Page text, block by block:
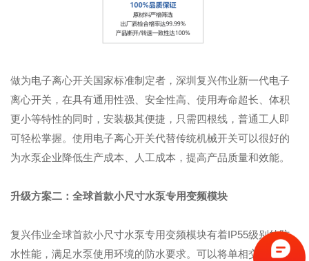
做为电子离心开关国家标准制定者，深圳复兴伟业新一代电子
离心开关，在具有通用性强、安全性高、使用寿命超长、体积
更小等特性的同时，安装极其便捷，只需四根线，普通工人即
可轻松掌握。使用电子离心开关代替传统机械开关可以很好的
为水泵企业降低生产成本、人工成本，提高产品质量和效能。
升级方案二：全球首款小尺寸水泵专用变频模块
复兴伟业全球首款小尺寸水泵专用变频模块有着IP55级别的防
水性能，满足水泵使用环境的防水要求。可以将单相交流电输